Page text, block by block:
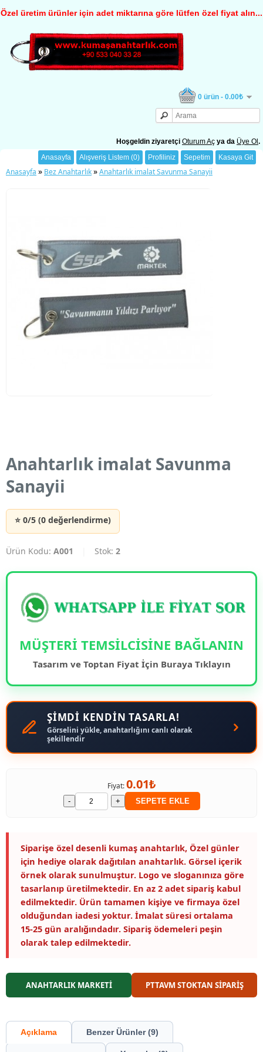
Özel üretim ürünler için adet miktarına göre lütfen özel fiyat alın...
0 ürün - 0.00₺
Hoşgeldin ziyaretçi Oturum Aç ya da Üye Ol .
Anasayfa
Alışveriş Listem (0) Profiliniz Sepetim Kasaya Git
Anasayfa » Bez Anahtarlık»Anahtarlık imalat Savunma Sanayii
Anahtarlık imalat Savunma
Sanayii
⭐ 0/5 (0 değerlendirme)
Ürün Kodu: A001 Stok: 2
MÜŞTERİ TEMSİLCİSİNE BAĞLANIN
Tasarım ve Toptan Fiyat İçin Buraya Tıklayın
ŞİMDİ KENDİN TASARLA!
Görselini yükle, anahtarlığını canlı olarak
şekillendir
Fiyat:0.01₺
- + SEPETE EKLE
Siparişe özel desenli kumaş anahtarlık, Özel günler
için hediye olarak dağıtılan anahtarlık. Görsel içerik
örnek olarak sunulmuştur. Logo ve sloganınıza göre
tasarlanıp üretilmektedir. En az 2 adet sipariş kabul
edilmektedir. Ürün tamamen kişiye ve firmaya özel
olduğundan iadesi yoktur. İmalat süresi ortalama
15-25 gün aralığındadır. Sipariş ödemeleri peşin
olarak talep edilmektedir.
ANAHTARLIK MARKETİ PTTAVM STOKTAN SİPARİŞ
Açıklama Benzer Ürünler (9)